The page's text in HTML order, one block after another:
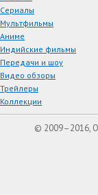
Сериалы
Мультфильмы
Аниме
Индийские фильмы
Передачи и шоу
Видео обзоры
Трейлеры
Коллекции
© 2009–2016,